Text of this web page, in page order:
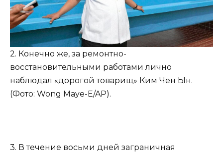
2. Конечно же, за ремонтно-
восстановительными работами лично
наблюдал «дорогой товарищ» Ким Чен Ын.
(Фото: Wong Maye-E/AP).
3. В течение восьми дней заграничная